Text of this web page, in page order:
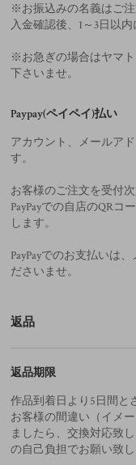
※お振込みの名義はご注
入金確認後、1～3日以内
※お急ぎの場合はヤマ
下さいませ。
Paypay(ペイペイ)払い
アカウント、メールア
す。
お客様のご注文を受付
PayPayでの自店のQR
します。
PayPayでのお支払いは
ださいませ。
返品
返品期限
作品到着日より5日間と
お客様の間違い（イメ
ましたら、交換対応致
の自己負担でお願い致し